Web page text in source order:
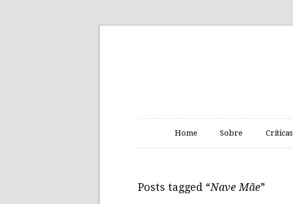
Home Sobre Críticas
Posts tagged “Nave Mãe”